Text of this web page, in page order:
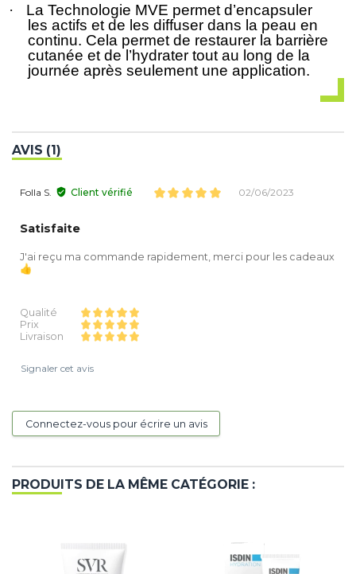
·
La Technologie MVE permet d’encapsuler
les actifs et de les diffuser dans la peau en
continu. Cela permet de restaurer la barrière
cutanée et de l’hydrater tout au long de la
journée après seulement une application.
AVIS (1)
Folla S. Client vérifié 02/06/2023
Satisfaite
J'ai reçu ma commande rapidement, merci pour les cadeaux
👍
Qualité
Prix
Livraison
Signaler cet avis
Connectez-vous pour écrire un avis
PRODUITS DE LA MÊME CATÉGORIE :